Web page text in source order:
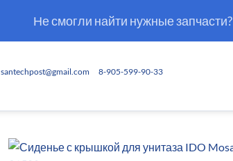
Не смогли найти нужные запчасти?
santechpost@gmail.com 8-905-599-90-33